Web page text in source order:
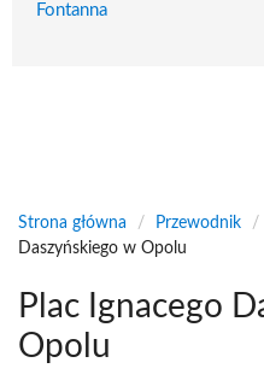
Fontanna
Strona główna / Przewodnik /
Daszyńskiego w Opolu
Plac Ignacego
Opolu